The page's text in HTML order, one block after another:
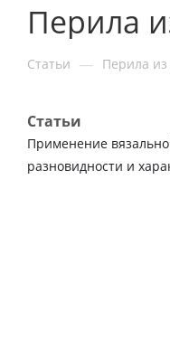
Перила
Статьи — Перила
Статьи
Применение
разновидности и